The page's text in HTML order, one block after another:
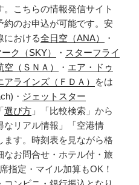
こちらの情報発信サイト
のお申込が可能です。安
における全日空（ANA）
・
ク（SKY） ・ スターフライ
空（ＳＮＡ） ・ エア・ドゥ
ラインズ（ＦＤＡ）
をは
・ ジェットスター
選び方 」「比較検索」から
なリアル情報」「空港情
す。時刻表を見ながら格
お問合せ・ホテル付・旅
指定・マイル加算もOK！